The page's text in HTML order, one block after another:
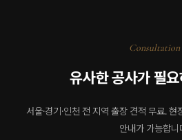
Consultation
유사한 공사가 필
서울·경기·인천 전 지역 출장 견적 무료.
안내가 가능합니